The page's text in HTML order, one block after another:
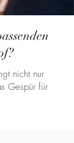
nicht nur
Gespür für